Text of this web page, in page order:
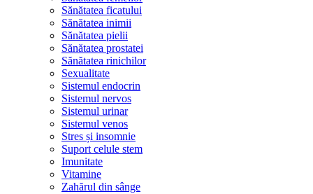
Sănătatea ficatului
Sănătatea inimii
Sănătatea pielii
Sănătatea prostatei
Sănătatea rinichilor
Sexualitate
Sistemul endocrin
Sistemul nervos
Sistemul urinar
Sistemul venos
Stres și insomnie
Suport celule stem
Imunitate
Vitamine
Zahărul din sânge